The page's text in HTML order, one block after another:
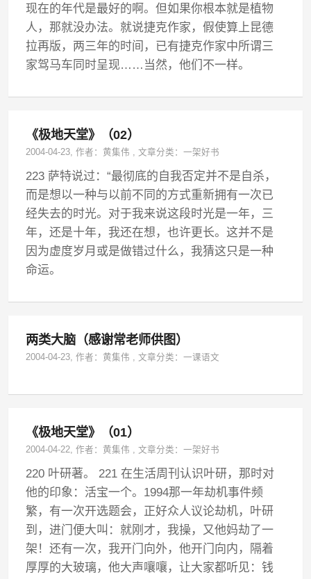
现在的年代是最好的啊。但如果你根本就是植物
人，那就没办法。就说捷克作家，假使算上昆德
拉再版，两三年的时间，已有捷克作家中所谓三
家驾马车同时呈现……当然，他们不一样。
《极地天堂》（02）
2004-04-23, 作者：黄集伟 ,文章分类：一架好书
223 萨特说过：“最彻底的自我否定并不是自杀，
而是想以一种与以前不同的方式重新拥有一次已
经失去的时光。对于我来说这段时光是一年，三
年，还是十年，我还在想，也许更长。这并不是
因为虚度岁月或是做错过什么，我猜这只是一种
命运。
两类大脑（感谢常老师供图）
2004-04-23, 作者：黄集伟 ,文章分类：一课语文
《极地天堂》（01）
2004-04-22, 作者：黄集伟 ,文章分类：一架好书
220 叶研著。 221 在生活周刊认识叶研，那时对
他的印象：活宝一个。1994那一年劫机事件频
繁，有一次开选题会，正好众人议论劫机，叶研
到，进门便大叫：就刚才，我操，又他妈劫了一
架！还有一次，我开门向外，他开门向内，隔着
厚厚的大玻璃，他大声嚷嚷，让大家都听见：钱